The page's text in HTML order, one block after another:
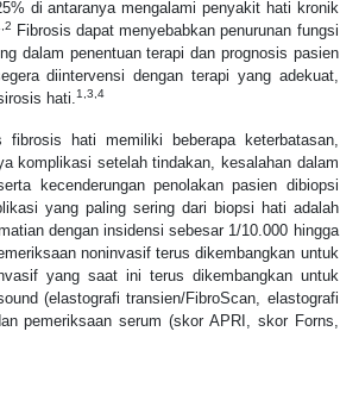
di antaranya mengalami penyakit hati kronik
Fibrosis dapat menyebabkan penurunan fungsi
dalam penentuan terapi dan prognosis pasien
diintervensi dengan terapi yang adekuat,
hati. 1,3,4
hati memiliki beberapa keterbatasan,
komplikasi setelah tindakan, kesalahan dalam
kecenderungan penolakan pasien dibiopsi
yang paling sering dari biopsi hati adalah
dengan insidensi sebesar 1/10.000 hingga
noninvasif terus dikembangkan untuk
yang saat ini terus dikembangkan untuk
(elastografi transien/FibroScan, elastografi
pemeriksaan serum (skor APRI, skor Forns,